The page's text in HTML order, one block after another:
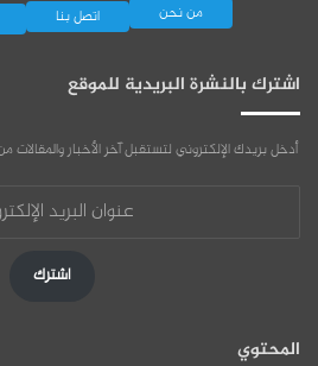
من نحن اتصل بنا
اشترك بالنشرة البريدية للموقع
أدخل بريدك الإلكتروني لتستقبل آخر الأخبار والمقالات
اشترك
المحتوي